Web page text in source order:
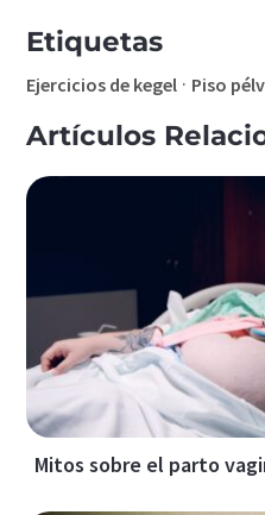
Etiquetas
Ejercicios de kegel · Piso
Artículos
Mitos sobre el parto